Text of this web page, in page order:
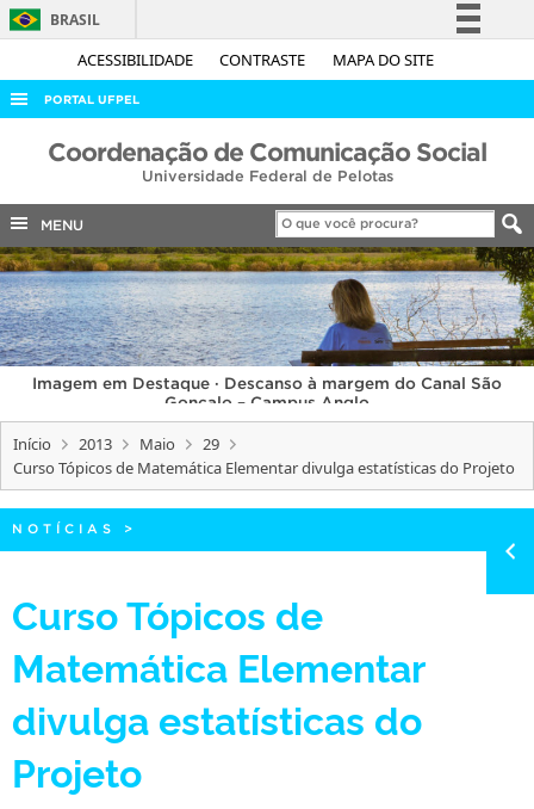
ACESSIBILIDADE CONTRASTE MAPA DO SITE
BRASIL
Simplifique!
Acesso à informação
Legislação
Canais
PORTAL UFPEL
ACESSO À INFORMAÇÃO
COBALTO
CONCURSOS
EDITAIS
INTERNACIONAL
OUVIDORIA
PORTARIAS
TELEFONES
Coordenação de Comunicação Social
Universidade Federal de Pelotas
MENU
Imagem em Destaque · Descanso à margem do Canal São
Gonçalo – Campus Anglo
Início 2013 Maio
29
Curso Tópicos de Matemática Elementar divulga estatísticas do Projeto
NOTÍCIAS >
Curso Tópicos de
Matemática Elementar
divulga estatísticas do
Projeto